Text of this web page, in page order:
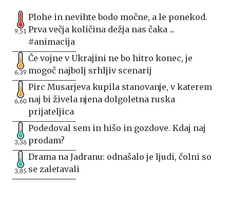
9,51
Plohe in nevihte bodo močne, a le ponekod.
Prva večja količina dežja nas čaka ...
#animacija
6,39
Če vojne v Ukrajini ne bo hitro konec, je
mogoč najbolj srhljiv scenarij
6,60
Pirc Musarjeva kupila stanovanje, v katerem
naj bi živela njena dolgoletna ruska
prijateljica
3,36
Podedoval sem in hišo in gozdove. Kdaj naj
prodam?
3,85
Drama na Jadranu: odnašalo je ljudi, čolni so
se zaletavali